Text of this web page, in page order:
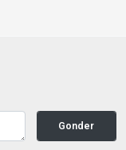
Gonder